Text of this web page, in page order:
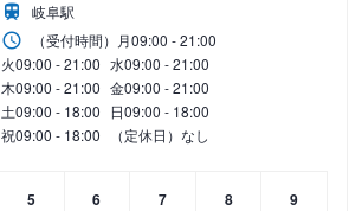
岐阜駅
（受付時間） 月09:00 - 21:00
火09:00 - 21:00 水09:00 - 21:00
木09:00 - 21:00 金09:00 - 21:00
土09:00 - 18:00 日09:00 - 18:00
祝09:00 - 18:00 （定休日）なし
5
6
7
8
9